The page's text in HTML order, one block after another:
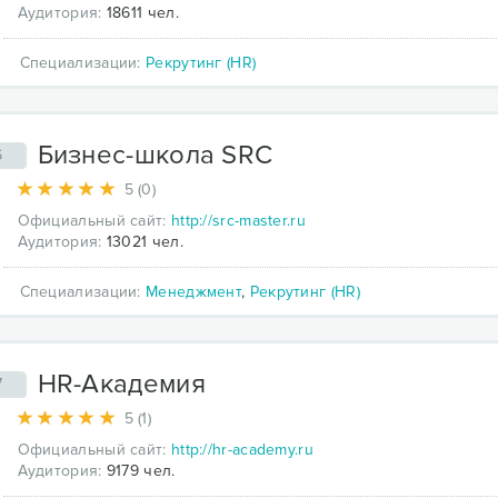
Аудитория: 18611 чел.
Специализации: Рекрутинг (HR)
Бизнес-школа SRC
5 (0)
Официальный сайт: http://src-master.ru
Аудитория: 13021 чел.
Специализации: Менеджмент, Рекрутинг (HR)
HR-Академия
5 (1)
Официальный сайт: http://hr-academy.ru
Аудитория: 9179 чел.